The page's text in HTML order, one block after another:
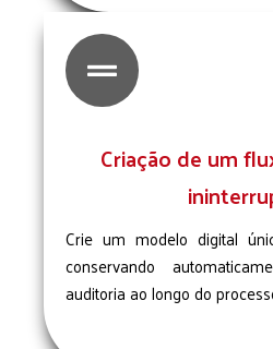

Criação de um
Crie um modelo digital
conservando
auditoria ao longo do